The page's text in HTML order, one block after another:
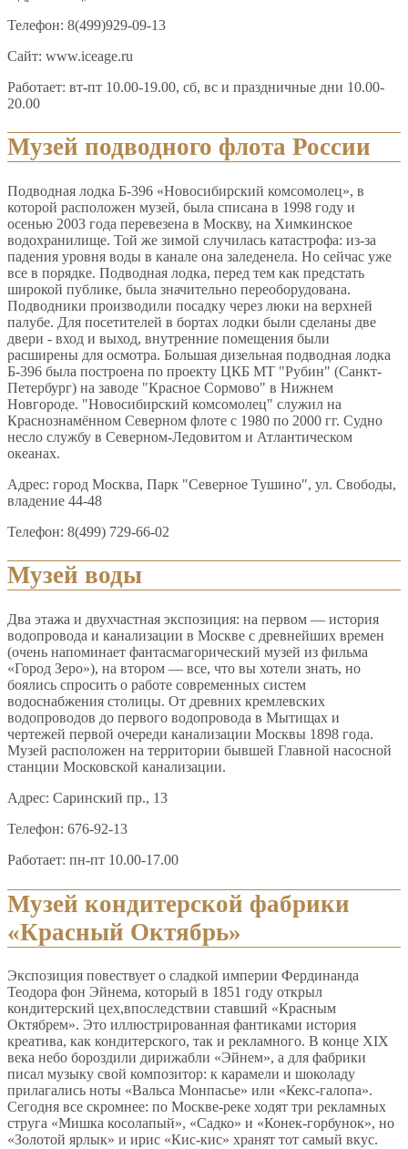
Телефон: 8(499)929-09-13
Сайт: www.iceage.ru
Работает: вт-пт 10.00-19.00, сб, вс и праздничные дни 10.00-
20.00
Музей подводного флота России
Подводная лодка Б-396 «Новосибирский комсомолец», в
которой расположен музей, была списана в 1998 году и
осенью 2003 года перевезена в Москву, на Химкинское
водохранилище. Той же зимой случилась катастрофа: из-за
падения уровня воды в канале она заледенела. Но сейчас уже
все в порядке. Подводная лодка, перед тем как предстать
широкой публике, была значительно переоборудована.
Подводники производили посадку через люки на верхней
палубе. Для посетителей в бортах лодки были сделаны две
двери - вход и выход, внутренние помещения были
расширены для осмотра. Большая дизельная подводная лодка
Б-396 была построена по проекту ЦКБ МТ "Рубин" (Санкт-
Петербург) на заводе "Красное Сормово" в Нижнем
Новгороде. "Новосибирский комсомолец" служил на
Краснознамённом Северном флоте с 1980 по 2000 гг. Судно
несло службу в Северном-Ледовитом и Атлантическом
океанах.
Адрес: город Москва, Парк "Северное Тушино", ул. Свободы,
владение 44-48
Телефон: 8(499) 729-66-02
Музей воды
Два этажа и двухчастная экспозиция: на первом — история
водопровода и канализации в Москве с древнейших времен
(очень напоминает фантасмагорический музей из фильма
«Город Зеро»), на втором — все, что вы хотели знать, но
боялись спросить о работе современных систем
водоснабжения столицы. От древних кремлевских
водопроводов до первого водопровода в Мытищах и
чертежей первой очереди канализации Москвы 1898 года.
Музей расположен на территории бывшей Главной насосной
станции Московской канализации.
Адрес: Саринский пр., 13
Телефон: 676-92-13
Работает: пн-пт 10.00-17.00
Музей кондитерской фабрики
«Красный Октябрь»
Экспозиция повествует о сладкой империи Фердинанда
Теодора фон Эйнема, который в 1851 году открыл
кондитерский цех,впоследствии ставший «Красным
Октябрем». Это иллюстрированная фантиками история
креатива, как кондитерского, так и рекламного. В конце XIX
века небо бороздили дирижабли «Эйнем», а для фабрики
писал музыку свой композитор: к карамели и шоколаду
прилагались ноты «Вальса Монпасье» или «Кекс-галопа».
Сегодня все скромнее: по Москве-реке ходят три рекламных
струга «Мишка косолапый», «Садко» и «Конек-горбунок», но
«Золотой ярлык» и ирис «Кис-кис» хранят тот самый вкус.